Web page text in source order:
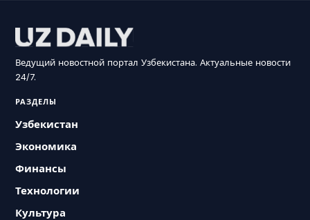
Ведущий новостной портал Узбекистана. Актуальные новости
24/7.
РАЗДЕЛЫ
Узбекистан
Экономика
Финансы
Технологии
Культура